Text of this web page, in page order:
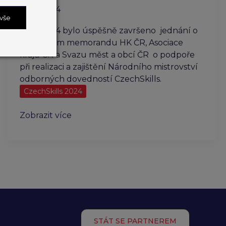
14. 3. 2024
14. 3. 2024 bylo úspěšně završeno jednání o
společném memorandu HK ČR, Asociace
krajů ČR a Svazu měst a obcí ČR o podpoře
při realizaci a zajištění Národního mistrovství
odborných dovedností CzechSkills.
CzechSkills 2024
Uzavření
Hospodářskou
Zobrazit více
STÁT SE PARTNEREM